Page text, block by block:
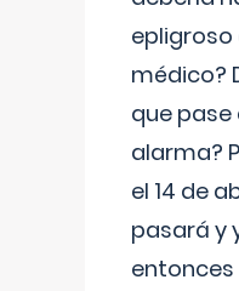
médico?
que
alarma?
el 14 de
pasará y
entonces